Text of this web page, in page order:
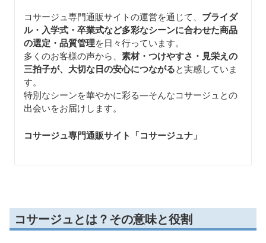
コサージュ専門通販サイトの運営を通じて、 ブライダ
ル・入学式・卒業式など多彩なシーンに合わせた商品
の選定・品質管理を日々行っています。
多くのお客様の声から、 素材・つけやすさ・見栄えの
三拍子が、大切な日の安心につながると実感していま
す。
特別なシーンを華やかに彩る—そんなコサージュとの
出会いをお届けします。
コサージュ専門通販サイト「コサージュナ 」
コサージュとは？その意味と役割